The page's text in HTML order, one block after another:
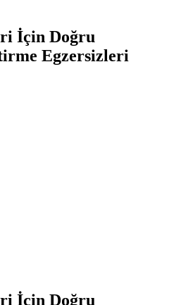
İçin Doğru
Egzersizleri
İçin Doğru